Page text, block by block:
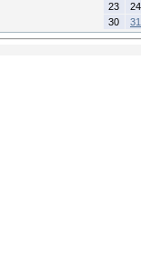
23
24
30
31